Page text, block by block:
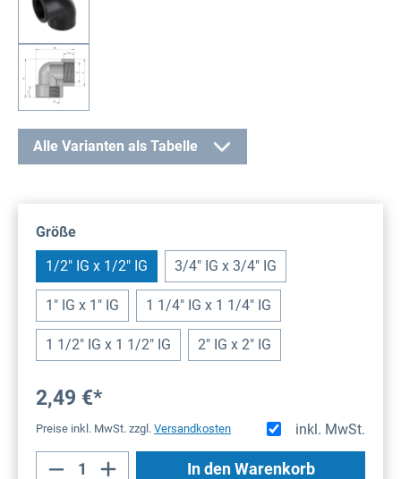
Alle Varianten als Tabelle
Größeauswählen
1/2" IG x 1/2" IG 3/4" IG x 3/4" IG
1" IG x 1" IG 1 1/4" IG x 1 1/4" IG
1 1/2" IG x 1 1/2" IG 2" IG x 2" IG
2,49 €*
inkl. MwSt.
Preise inkl. MwSt. zzgl. Versandkosten
Produkt Anzahl: Gib den gewünschten
In den Warenkorb